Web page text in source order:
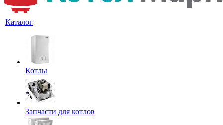
Каталог
Котлы
Запчасти для котлов